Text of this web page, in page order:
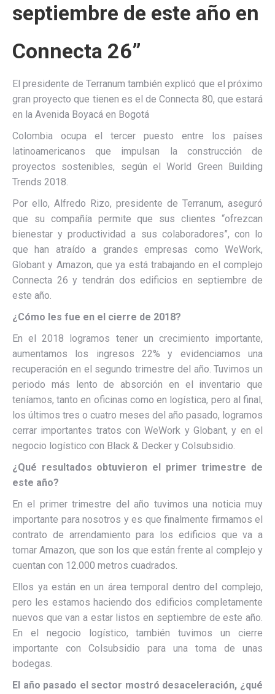
septiembre de este año en
Connecta 26”
El presidente de Terranum también explicó que el próximo
gran proyecto que tienen es el de Connecta 80, que estará
en la Avenida Boyacá en Bogotá
Colombia ocupa el tercer puesto entre los países
latinoamericanos que impulsan la construcción de
proyectos sostenibles, según el World Green Building
Trends 2018.
Por ello, Alfredo Rizo, presidente de Terranum, aseguró
que su compañía permite que sus clientes “ofrezcan
bienestar y productividad a sus colaboradores”, con lo
que han atraído a grandes empresas como WeWork,
Globant y Amazon, que ya está trabajando en el complejo
Connecta 26 y tendrán dos edificios en septiembre de
este año.
¿Cómo les fue en el cierre de 2018?
En el 2018 logramos tener un crecimiento importante,
aumentamos los ingresos 22% y evidenciamos una
recuperación en el segundo trimestre del año. Tuvimos un
periodo más lento de absorción en el inventario que
teníamos, tanto en oficinas como en logística, pero al final,
los últimos tres o cuatro meses del año pasado, logramos
cerrar importantes tratos con WeWork y Globant, y en el
negocio logístico con Black & Decker y Colsubsidio.
¿Qué resultados obtuvieron el primer trimestre de
este año?
En el primer trimestre del año tuvimos una noticia muy
importante para nosotros y es que finalmente firmamos el
contrato de arrendamiento para los edificios que va a
tomar Amazon, que son los que están frente al complejo y
cuentan con 12.000 metros cuadrados.
Ellos ya están en un área temporal dentro del complejo,
pero les estamos haciendo dos edificios completamente
nuevos que van a estar listos en septiembre de este año.
En el negocio logístico, también tuvimos un cierre
importante con Colsubsidio para una toma de unas
bodegas.
El año pasado el sector mostró desaceleración, ¿qué